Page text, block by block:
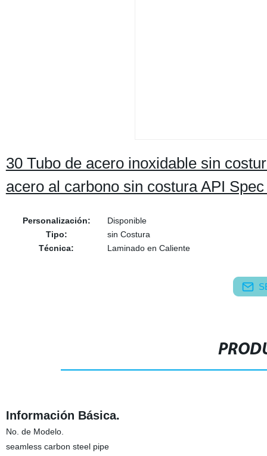
30 Tubo de acero inoxidable sin
acero al carbono sin costura API
Personalización:
Disponible
Tipo:
sin Costura
Técnica:
Laminado en Caliente
Información Básica.
No. de Modelo.
seamless carbon steel pipe